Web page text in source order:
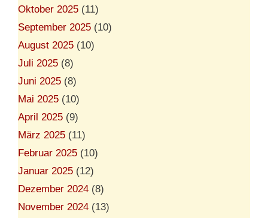
Oktober 2025 (11)
September 2025 (10)
August 2025 (10)
Juli 2025 (8)
Juni 2025 (8)
Mai 2025 (10)
April 2025 (9)
März 2025 (11)
Februar 2025 (10)
Januar 2025 (12)
Dezember 2024 (8)
November 2024 (13)